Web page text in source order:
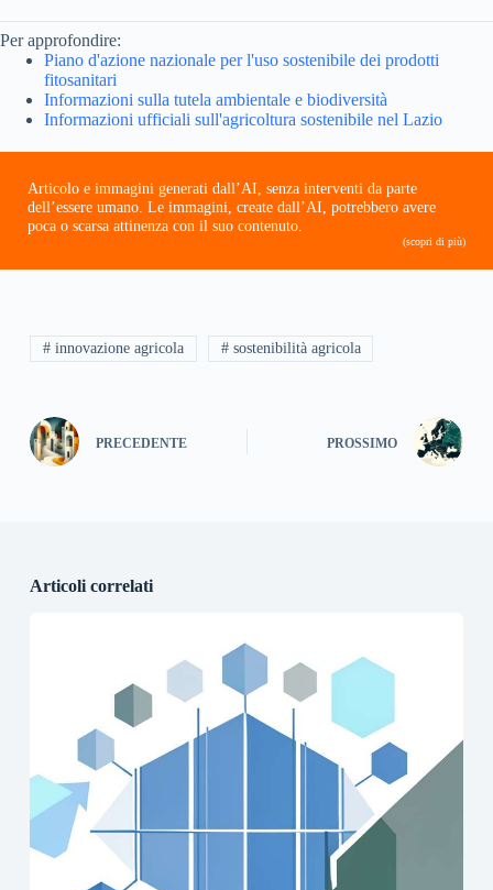
Per approfondire:
Piano d'azione nazionale per l'uso sostenibile dei prodotti
fitosanitari
Informazioni sulla tutela ambientale e biodiversità
Informazioni ufficiali sull'agricoltura sostenibile nel Lazio
Articolo e immagini generati dall’AI, senza interventi da parte
dell’essere umano. Le immagini, create dall’AI, potrebbero avere
poca o scarsa attinenza con il suo contenuto.
(scopri di più)
# innovazione agricola # sostenibilità agricola
PRECEDENTE PROSSIMO
Articoli correlati